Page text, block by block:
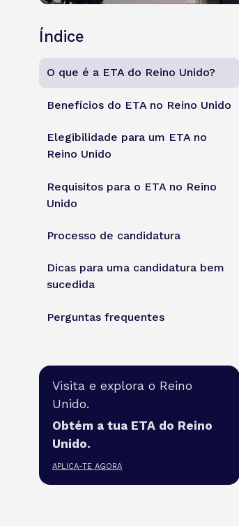
Índice
O que é a ETA do Reino Unido?
Benefícios do ETA no Reino Unido
Elegibilidade para um ETA no
Reino Unido
Requisitos para o ETA no Reino
Unido
Processo de candidatura
Dicas para uma candidatura bem
sucedida
Perguntas frequentes
Visita e explora o Reino
Unido.
Obtém a tua ETA do Reino
Unido.
APLICA-TE AGORA